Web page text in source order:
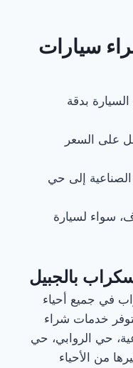
سيارات
بدقة
على السعر
إلى حي
سواء لسيارة
بالجبيل
في جميع أحياء
خدمات شراء
حي الروابي، حي
من الأحياء